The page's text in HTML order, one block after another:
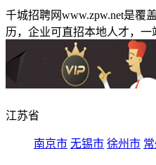
千城招聘网www.zpw.net是覆
历，企业可直招本地人才，一
江苏省
南京市 无锡市 徐州市